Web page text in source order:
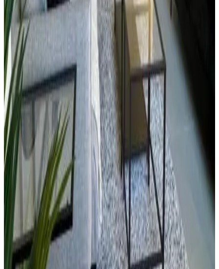
127 reseñas
8.8
Ver las 127 reseñas
Características
Internet
Wifi (gratuito)
Wifi en todo el alojamiento